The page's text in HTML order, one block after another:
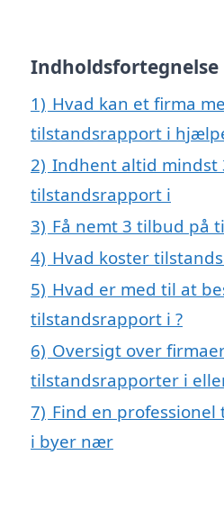
Indholdsfortegnelse
1) Hvad kan et firma
tilstandsrapport i
2) Indhent altid mindst
tilstandsrapport i
3) Få nemt 3 tilbud på
4) Hvad koster
5) Hvad er med til at
tilstandsrapport i ?
6) Oversigt over
tilstandsrapporter i
7) Find en
i byer nær